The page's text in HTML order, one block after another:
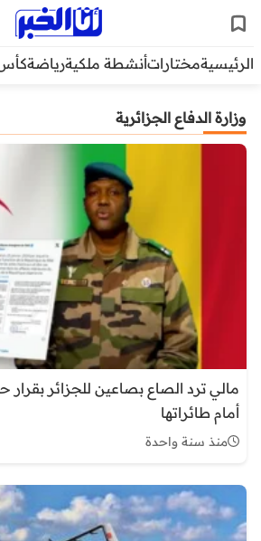
الرئيسيةمختاراتأنشطة ملكيةرياضةكأس
وزارة الدفاع الجزائرية
مالي ترد الصاع بصاعين للجزائر بقرار
أمام طائراتها
منذ سنة واحدة